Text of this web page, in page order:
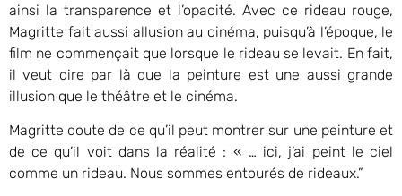
ainsi la transparence et l’opacité. Avec ce rideau rouge,
Magritte fait aussi allusion au cinéma, puisqu’à l’époque, le
film ne commençait que lorsque le rideau se levait. En fait,
il veut dire par là que la peinture est une aussi grande
illusion que le théâtre et le cinéma.
Magritte doute de ce qu’il peut montrer sur une peinture et
de ce qu’il voit dans la réalité : « … ici, j’ai peint le ciel
comme un rideau. Nous sommes entourés de rideaux.”